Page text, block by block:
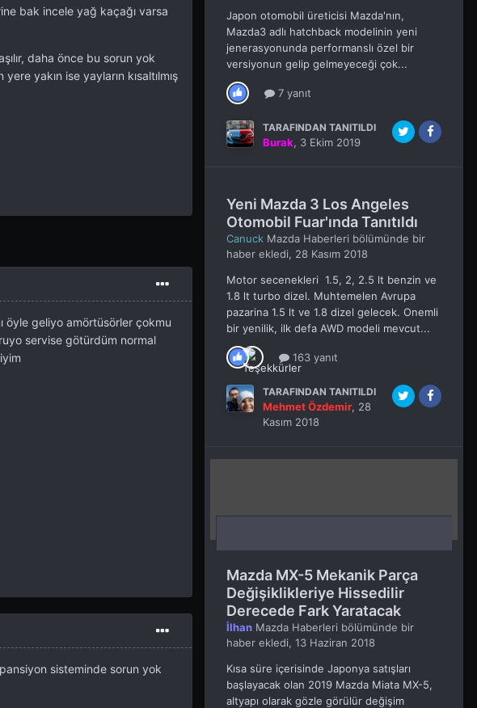
bak incele yağ kaçağı varsa
daha önce bu sorun yok
yakın ise yayların kısaltılmış
öyle geliyo amörtüsörler çokmu
servise götürdüm normal
sisteminde sorun yok
Japon otomobil üreticisi Mazda'nın,
Mazda3 adlı hatchback modelinin yeni
jenerasyonunda performanslı özel bir
versiyonun gelip gelmeyeceği çok...
7 yanıt
TARAFINDAN TANITILDI
Burak, 3 Ekim 2019
Yeni Mazda 3 Los Angeles
Otomobil Fuar'ında Tanıtıldı
Canuck Mazda Haberleri bölümünde bir
haber ekledi, 28 Kasım 2018
Motor secenekleri 1.5, 2, 2.5 lt benzin ve
1.8 lt turbo dizel. Muhtemelen Avrupa
pazarina 1.5 lt ve 1.8 dizel gelecek. Onemli
bir yenilik, ilk defa AWD modeli mevcut...
163 yanıt
TARAFINDAN TANITILDI
Mehmet Özdemir, 28
Kasım 2018
Mazda MX-5 Mekanik Parça
Değişiklikleriye Hissedilir
Derecede Fark Yaratacak
İlhan Mazda Haberleri bölümünde bir
haber ekledi, 13 Haziran 2018
Kısa süre içerisinde Japonya satışları
başlayacak olan 2019 Mazda Miata MX-5,
altyapı olarak gözle görülür değişim